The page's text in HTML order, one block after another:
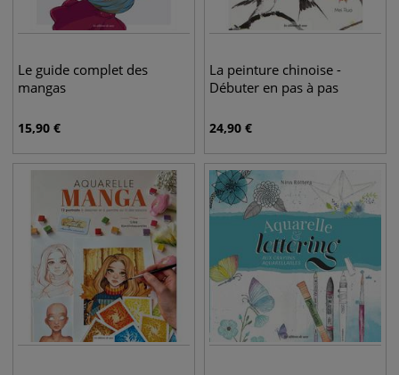
Le guide complet des
mangas
15,90 €
La peinture chinoise -
Débuter en pas à pas
24,90 €